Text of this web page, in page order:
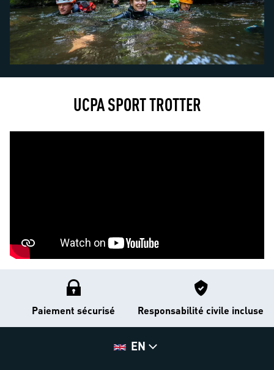
UCPA SPORT TROTTER
Paiement sécurisé Responsabilité civile incluse
EN